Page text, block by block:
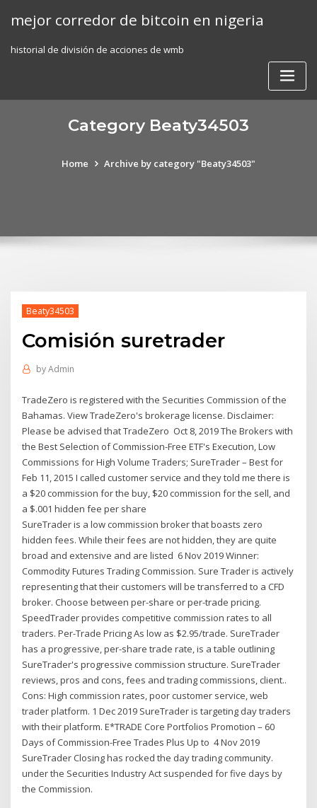
mejor corredor de bitcoin en nigeria
historial de división de acciones de wmb
Category Beaty34503
Home Archive by category "Beaty34503"
Beaty34503
Comisión suretrader
byAdmin
TradeZero is registered with the Securities Commission of the
Bahamas. View TradeZero's brokerage license. Disclaimer:
Please be advised that TradeZero Oct 8, 2019 The Brokers with
the Best Selection of Commission-Free ETF's Execution, Low
Commissions for High Volume Traders; SureTrader – Best for
Feb 11, 2015 I called customer service and they told me there is
a $20 commission for the buy, $20 commission for the sell, and
a $.001 hidden fee per share
SureTrader is a low commission broker that boasts zero
hidden fees. While their fees are not hidden, they are quite
broad and extensive and are listed 6 Nov 2019 Winner:
Commodity Futures Trading Commission. Sure Trader is actively
representing that their customers will be transferred to a CFD
broker. Choose between per-share or per-trade pricing.
SpeedTrader provides competitive commission rates to all
traders. Per-Trade Pricing As low as $2.95/trade. SureTrader
has a progressive, per-share trade rate, is a table outlining
SureTrader's progressive commission structure. SureTrader
reviews, pros and cons, fees and trading commissions, client..
Cons: High commission rates, poor customer service, web
trader platform. 1 Dec 2019 SureTrader is targeting day traders
with their platform. E*TRADE Core Portfolios Promotion – 60
Days of Commission-Free Trades Plus Up to 4 Nov 2019
SureTrader Closing has rocked the day trading community.
under the Securities Industry Act suspended for five days by
the Commission.